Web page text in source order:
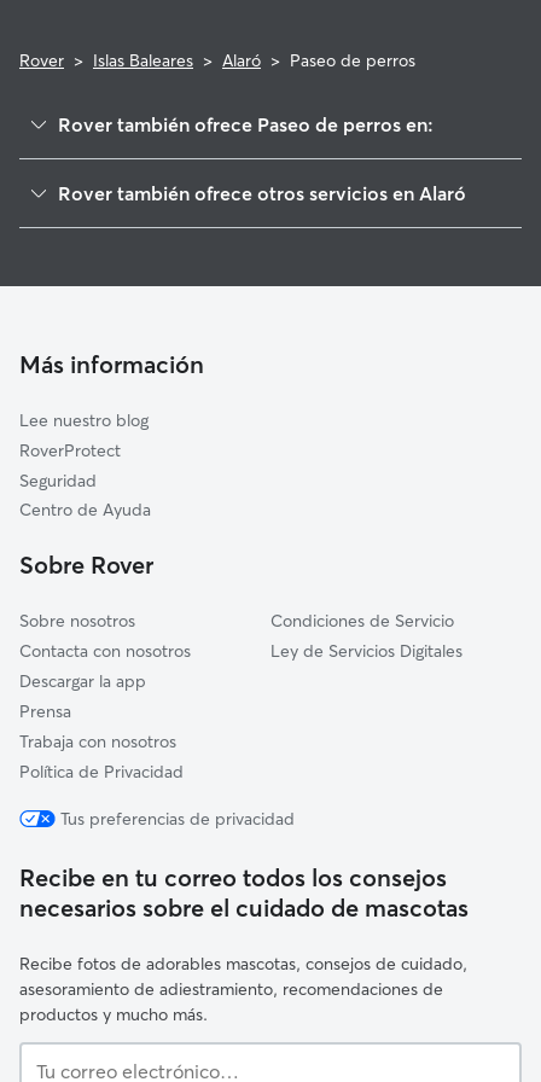
Rover > Islas Baleares > Alaró > Paseo de perros
Rover también ofrece Paseo de perros en:
Mancor de la Vall
Bunyola
Sóller
Santa Eugènia
Inca
Sencelles
Rover también ofrece otros servicios en Alaró
Cuidadores a domicilio en Alaro
Más información
Lee nuestro blog
RoverProtect
Seguridad
Centro de Ayuda
Sobre Rover
Sobre nosotros
Contacta con nosotros
Descargar la app
Prensa
Trabaja con nosotros
Política de Privacidad
Condiciones de Servicio
Ley de Servicios Digitales
Tus preferencias de privacidad
Recibe en tu correo todos los consejos
necesarios sobre el cuidado de mascotas
Recibe fotos de adorables mascotas, consejos de cuidado,
asesoramiento de adiestramiento, recomendaciones de
productos y mucho más.